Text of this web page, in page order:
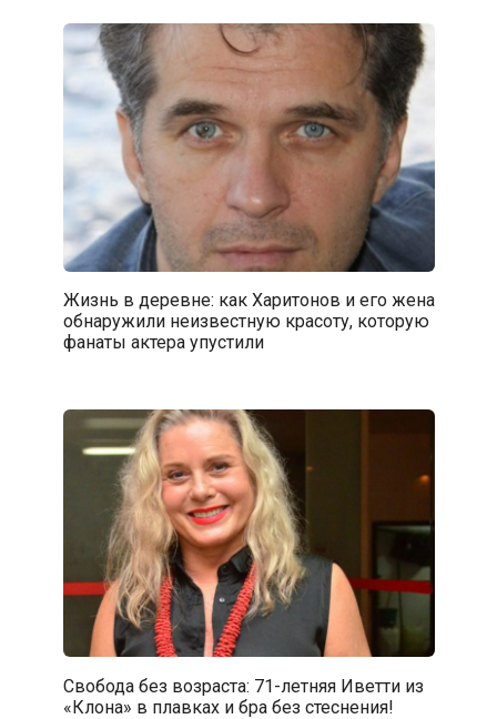
Жизнь в деревне: как Харитонов и его жена
обнаружили неизвестную красоту, которую
фанаты актера упустили
Свобода без возраста: 71-летняя Иветти из
«Клона» в плавках и бра без стеснения!